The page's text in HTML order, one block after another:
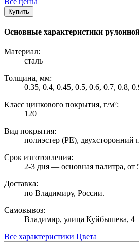
Купить
Основные характеристики
Материал:
сталь
Толщина, мм:
0.35, 0.4, 0.45, 0.5, 0.6, 0.7, 0.8,
Класс цинкового покрытия, г/м²:
120
Вид покрытия:
полиэстер (PE),
Срок изготовления:
2-3 дня — основная палитра, от
Доставка:
по Владимиру, России.
Самовывоз:
Владимир, улица Куйбышева, 4
Все характеристики Цвета